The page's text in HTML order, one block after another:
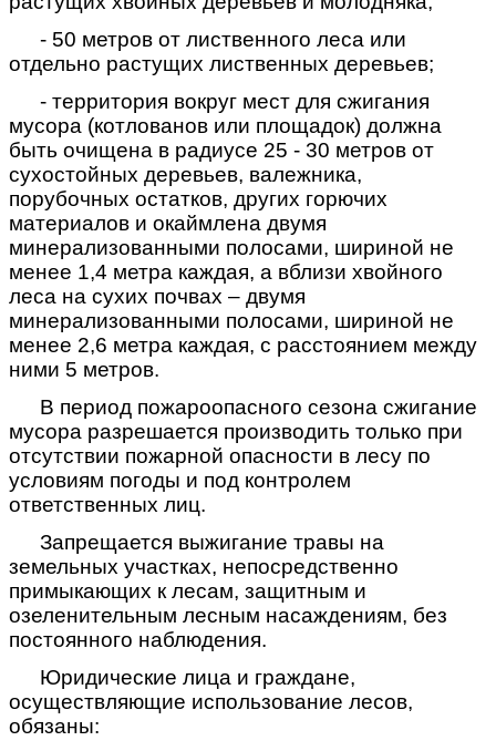
- 50 метров от лиственного леса или
отдельно растущих лиственных деревьев;
- территория вокруг мест для сжигания
мусора (котлованов или площадок) должна
быть очищена в радиусе 25 - 30 метров от
сухостойных деревьев, валежника,
порубочных остатков, других горючих
материалов и окаймлена двумя
минерализованными полосами, шириной не
менее 1,4 метра каждая, а вблизи хвойного
леса на сухих почвах – двумя
минерализованными полосами, шириной не
менее 2,6 метра каждая, с расстоянием между
ними 5 метров.
В период пожароопасного сезона сжигание
мусора разрешается производить только при
отсутствии пожарной опасности в лесу по
условиям погоды и под контролем
ответственных лиц.
Запрещается выжигание травы на
земельных участках, непосредственно
примыкающих к лесам, защитным и
озеленительным лесным насаждениям, без
постоянного наблюдения.
Юридические лица и граждане,
осуществляющие использование лесов,
обязаны: